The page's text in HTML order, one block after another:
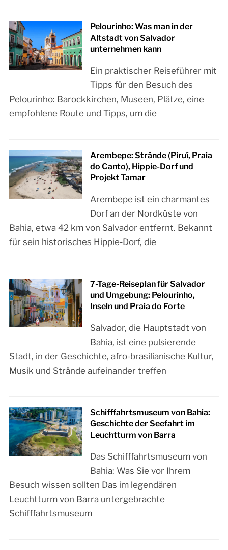
Pelourinho: Was man in der
Altstadt von Salvador
unternehmen kann
Ein praktischer Reiseführer mit
Tipps für den Besuch des
Pelourinho: Barockkirchen, Museen, Plätze, eine
empfohlene Route und Tipps, um die
Arembepe: Strände (Piruí, Praia
do Canto), Hippie-Dorf und
Projekt Tamar
Arembepe ist ein charmantes
Dorf an der Nordküste von
Bahia, etwa 42 km von Salvador entfernt. Bekannt
für sein historisches Hippie-Dorf, die
7-Tage-Reiseplan für Salvador
und Umgebung: Pelourinho,
Inseln und Praia do Forte
Salvador, die Hauptstadt von
Bahia, ist eine pulsierende
Stadt, in der Geschichte, afro-brasilianische Kultur,
Musik und Strände aufeinander treffen
Schifffahrtsmuseum von Bahia:
Geschichte der Seefahrt im
Leuchtturm von Barra
Das Schifffahrtsmuseum von
Bahia: Was Sie vor Ihrem
Besuch wissen sollten Das im legendären
Leuchtturm von Barra untergebrachte
Schifffahrtsmuseum